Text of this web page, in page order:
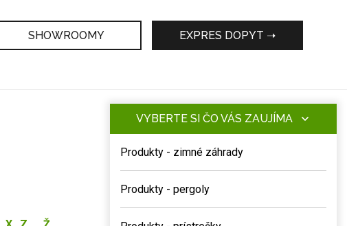
SHOWROOMY EXPRES DOPYT ➝
VYBERTE SI ČO VÁS ZAUJÍMA
Produkty - zimné záhrady
Produkty - pergoly